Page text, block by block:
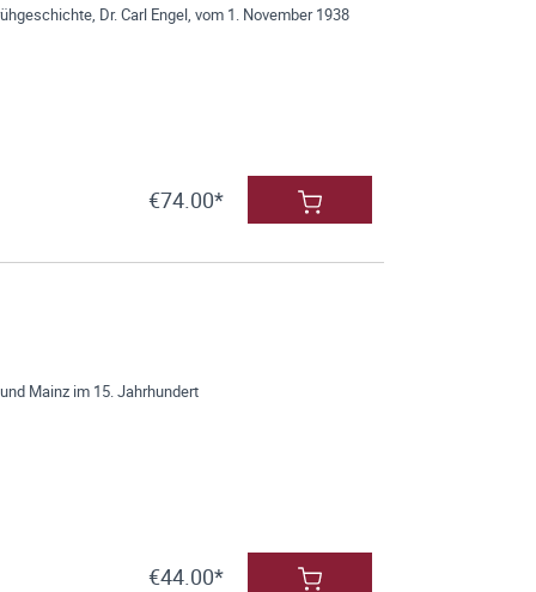
Dr. Carl Engel, vom 1. November 1938
€74.00*
Mainz im 15. Jahrhundert
€44.00*